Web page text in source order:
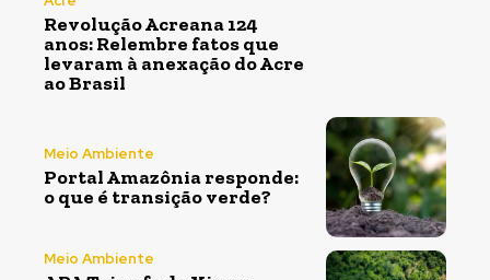
Revolução Acreana 124
anos: Relembre fatos que
levaram à anexação do Acre
ao Brasil
Meio Ambiente
Portal Amazônia responde:
o que é transição verde?
Meio Ambiente